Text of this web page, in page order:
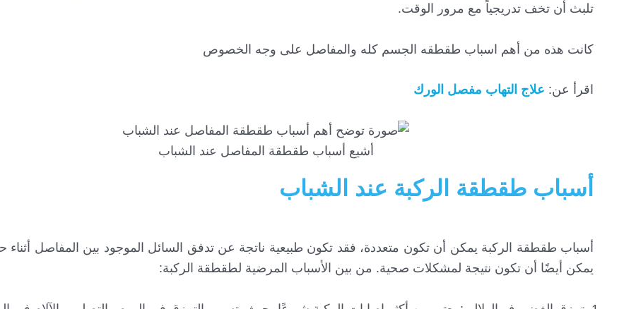
تلبث أن تخف تدريجياً مع مرور الوقت.
كانت هذه من أهم اسباب طقطقه الجسم كله والمفاصل على وجه الخصوص
اقرأ عن: علاج التهاب مفصل الورك
أشيع أسباب طقطقة المفاصل عند الشباب
أسباب طقطقة الركبة عند الشباب
أسباب طقطقة الركبة يمكن أن تكون متعددة، فقد تكون طبيعية ناتجة عن تدفق السائل الموجود بين المفاصل أثناء
يمكن أيضًا أن تكون نتيجة لمشكلات صحية. من بين الأسباب المرضية لطقطقة الركبة: